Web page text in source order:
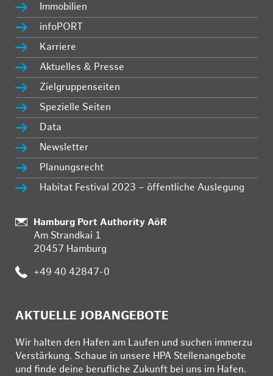
Immobilien
infoPORT
Karriere
Aktuelles & Presse
Zielgruppenseiten
Spezielle Seiten
Data
Newsletter
Planungsrecht
Habitat Festival 2023 – öffentliche Auslegung
Standort:
Hamburg Port Authority AöR
Am Strandkai 1
20457 Hamburg
Telefon:
+49 40 42847-0
AKTUELLE JOBANGEBOTE
Wir hal­ten den Ha­fen am Lau­fen und su­chen im­mer­zu
Ver­stär­kung. Schau­e in un­se­re HPA Stel­len­an­ge­bo­te
und fin­de deine be­ruf­li­che Zu­kunft bei uns im Ha­fen.